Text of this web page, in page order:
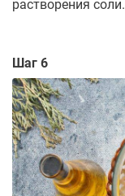
растворения соли.
Шаг 6